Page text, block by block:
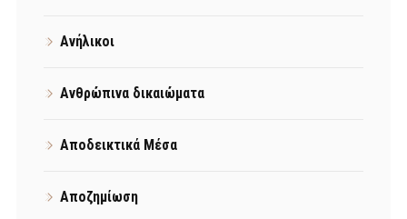
Ανήλικοι
Ανθρώπινα δικαιώματα
Αποδεικτικά Μέσα
Αποζημίωση